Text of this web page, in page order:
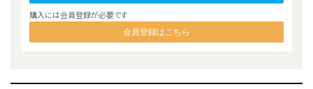
購入には会員登録が必要です
会員登録はこちら